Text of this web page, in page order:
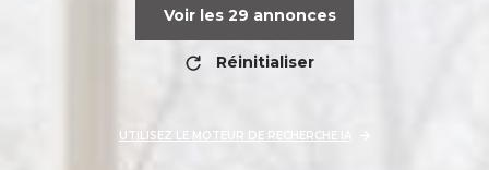
Voir les 29 annonces
Réinitialiser
UTILISEZ LE MOTEUR DE RECHERCHE IA